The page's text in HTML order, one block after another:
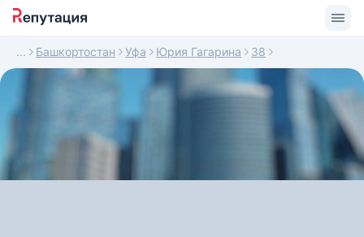
Башкортостан Уфа Юрия Гагарина 38